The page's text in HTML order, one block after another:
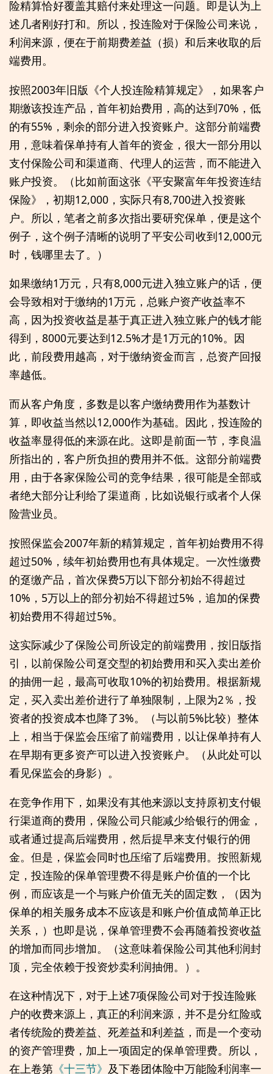
险精算恰好覆盖其赔付来处理这一问题。即是认为上
述几者刚好打和。所以，投连险对于保险公司来说，
利润来源，便在于前期费差益（损）和后来收取的后
端费用。
按照2003年旧版《个人投连险精算规定》，如果客户
期缴该投连产品，首年初始费用，高的达到70%，低
的有55%，剩余的部分进入投资账户。这部分前端费
用，意味着保单持有人首年的资金，很大一部分用以
支付保险公司和渠道商、代理人的运营，而不能进入
账户投资。（比如前面这张《平安聚富年年投资连结
保险》，初期12,000，实际只有8,700进入投资账
户。所以，笔者之前多次指出要研究保单，便是这个
例子，这个例子清晰的说明了平安公司收到12,000元
时，钱哪里去了。）
如果缴纳1万元，只有8,000元进入独立账户的话，便
会导致相对于缴纳的1万元，总账户资产收益率不
高，因为投资收益是基于真正进入独立账户的钱才能
得到，8000元要达到12.5%才是1万元的10%。因
此，前段费用越高，对于缴纳资金而言，总资产回报
率越低。
而从客户角度，多数是以客户缴纳费用作为基数计
算，即收益当然以12,000作为基础。因此，投连险的
收益率显得低的来源在此。这即是前面一节，李良温
所指出的，客户所负担的费用并不低。这部分前端费
用，由于各家保险公司的竞争结果，很可能是全部或
者绝大部分让利给了渠道商，比如说银行或者个人保
险营业员。
按照保监会2007年新的精算规定，首年初始费用不得
超过50%，续年初始费用也有具体规定。一次性缴费
的趸缴产品，首次保费5万以下部分初始不得超过
10%，5万以上的部分初始不得超过5%，追加的保费
初始费用不得超过5%。
这实际减少了保险公司所设定的前端费用，按旧版指
引，以前保险公司趸交型的初始费用和买入卖出差价
的抽佣一起，最高可收取10%的初始费用。根据新规
定，买入卖出差价进行了单独限制，上限为2％，投
资者的投资成本也降了3%。（与以前5%比较）整体
上，相当于保监会压缩了前端费用，以让保单持有人
在早期有更多资产可以进入投资账户。（从此处可以
看见保监会的身影）。
在竞争作用下，如果没有其他来源以支持原初支付银
行渠道商的费用，保险公司只能减少给银行的佣金，
或者通过提高后端费用，然后提早来支付银行的佣
金。但是，保监会同时也压缩了后端费用。按照新规
定，投连险的保单管理费不得是账户价值的一个比
例，而应该是一个与账户价值无关的固定数，（因为
保单的相关服务成本不应该是和账户价值成简单正比
关系，）也即是说，保单管理费不会再随着投资收益
的增加而同步增加。（这意味着保险公司其他利润封
顶，完全依赖于投资炒卖利润抽佣。）。
在这种情况下，对于上述7项保险公司对于投连险账
户的收费来源上，真正的利润来源，并不是分红险或
者传统险的费差益、死差益和利差益，而是一个变动
的资产管理费，加上一项固定的保单管理费。所以，
在上卷第 《十三节》 及下卷团体险中万能险利润率一